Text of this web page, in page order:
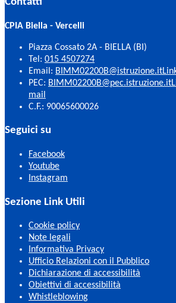
CPIA Biella - Vercelli
Piazza Cossato 2A - BIELLA (BI)
Tel: 015 4507274
Email: BIMM02200B@istruzione.it
PEC: BIMM02200B@pec.istruzione.it
mail
C.F.: 90065600026
Seguici su
Facebook
Youtube
Instagram
Sezione Link Utili
Cookie policy
Note legali
Informativa Privacy
Ufficio Relazioni con il Pubblico
Dichiarazione di accessibilità
Obiettivi di accessibilità
Whistleblowing